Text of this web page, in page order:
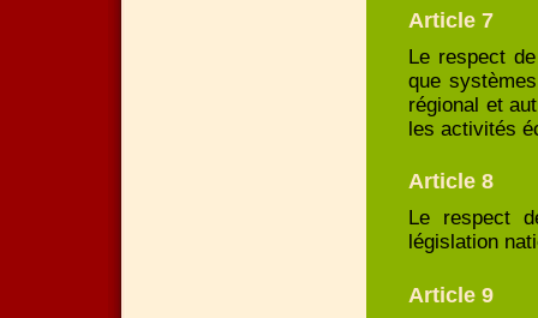
Article 7
Le respect
que
régional et
les activités
Article 8
Le respect
législation
Article 9